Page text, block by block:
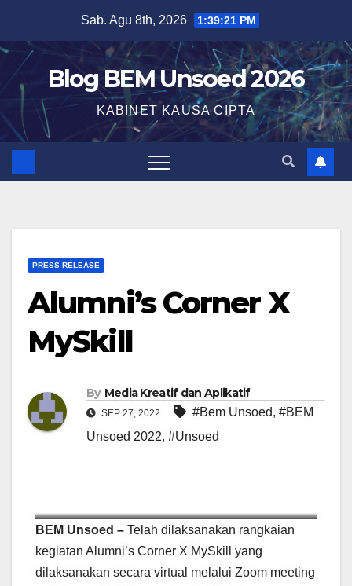
Sab. Agu 8th, 2026 1:39:21 PM
Blog BEM Unsoed 2026
KABINET KAUSA CIPTA
PRESS RELEASE
Alumni’s Corner X
MySkill
By Media Kreatif dan Aplikatif
SEP 27, 2022 #Bem Unsoed, #BEM
Unsoed 2022, #Unsoed
(Sumber: Kementerian Luar Negeri)
BEM Unsoed – Telah dilaksanakan rangkaian
kegiatan Alumni’s Corner X MySkill yang
dilaksanakan secara virtual melalui Zoom meeting